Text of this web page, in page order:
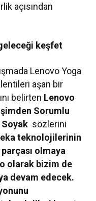
açısından
keşfet
Lenovo Yoga
aşan bir
belirten Lenovo
Sorumlu
Soyak sözlerini
teknolojilerinin
olmaya
olarak bizim de
devam edecek.